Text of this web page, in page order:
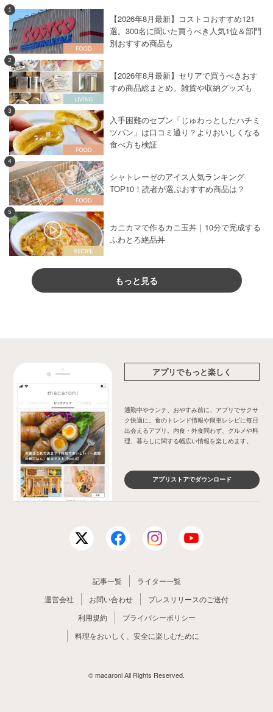
1
【2026年8月最新】コストコおすすめ121
選。300名に聞いた買うべき人気1位＆部門
別おすすめ商品も
2
【2026年8月最新】セリアで買うべきおす
すめ商品総まとめ。雑貨や収納グッズも
3
入手困難のセブン「じゅわっとしたハチミ
ツパン」は口コミ通り？よりおいしくなる
食べ方も検証
4
シャトレーゼのアイス人気ランキング
TOP10！読者が選ぶおすすめ商品は？
5
カニカマで作るカニ玉丼｜10分で完成する
ふわとろ絶品丼
もっと見る
アプリでもっと楽しく
通勤中やランチ、おやすみ前に、アプリでサクサ
ク快適に。食のトレンド情報や簡単レシピに毎日
出会えるアプリ。内食・外食問わず、グルメや料
理、暮らしに関する幅広い情報を楽しめます。
アプリストアでダウンロード
記事一覧
ライター一覧
運営会社
お問い合わせ
プレスリリースのご送付
利用規約
プライバシーポリシー
料理をおいしく、安全に楽しむために
© macaroni All Rights Reserved.